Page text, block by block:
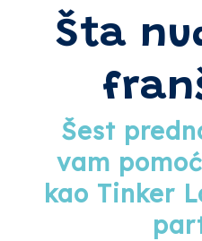
Šta
Šest
vam
kao Tinker